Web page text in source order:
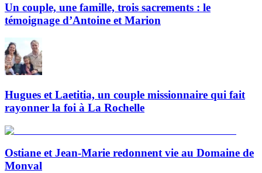
Un couple, une famille, trois sacrements : le
témoignage d’Antoine et Marion
Hugues et Laetitia, un couple missionnaire qui fait
rayonner la foi à La Rochelle
Ostiane et Jean-Marie redonnent vie au Domaine de
Monval